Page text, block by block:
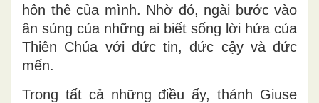
hôn thê của mình. Nhờ đó, ngài bước vào
ân sủng của những ai biết sống lời hứa của
Thiên Chúa với đức tin, đức cậy và đức
mến.
Trong tất cả những điều ấy, thánh Giuse